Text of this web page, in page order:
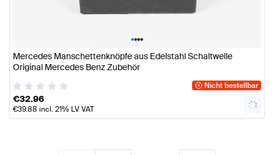
••••
Mercedes Manschettenknöpfe aus Edelstahl Schaltwelle
Original Mercedes Benz Zubehör
Nicht bestellbar
€32.96
€39.88 incl. 21% LV VAT